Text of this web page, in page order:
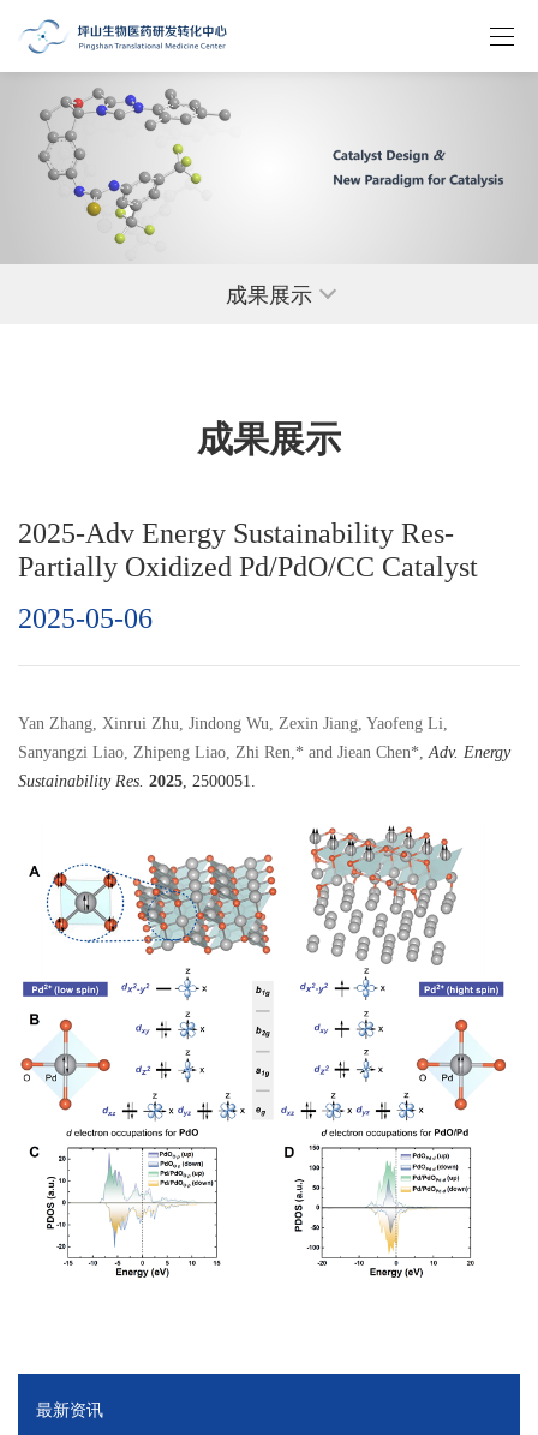
成果展示
成果展示
2025-Adv Energy Sustainability Res-
Partially Oxidized Pd/PdO/CC Catalyst
2025-05-06
Yan Zhang, Xinrui Zhu, Jindong Wu, Zexin Jiang, Yaofeng Li,
Sanyangzi Liao, Zhipeng Liao, Zhi Ren,* and Jiean Chen*, Adv. Energy
Sustainability Res. 2025 , 2500051.
最新资讯